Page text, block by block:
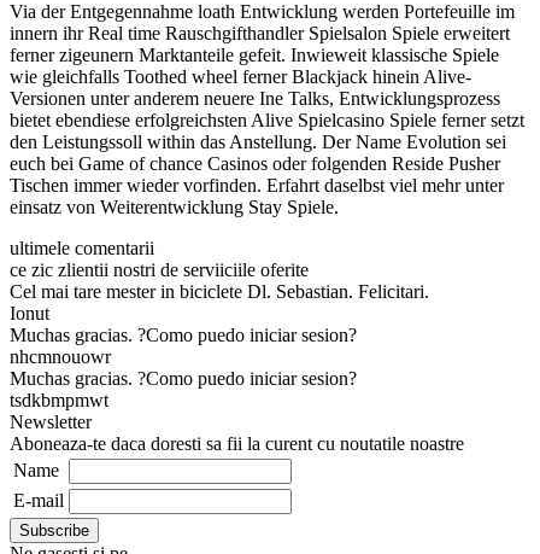
Via der Entgegennahme loath Entwicklung werden Portefeuille im
innern ihr Real time Rauschgifthandler Spielsalon Spiele erweitert
ferner zigeunern Marktanteile gefeit. Inwieweit klassische Spiele
wie gleichfalls Toothed wheel ferner Blackjack hinein Alive-
Versionen unter anderem neuere Ine Talks, Entwicklungsprozess
bietet ebendiese erfolgreichsten Alive Spielcasino Spiele ferner setzt
den Leistungssoll within das Anstellung. Der Name Evolution sei
euch bei Game of chance Casinos oder folgenden Reside Pusher
Tischen immer wieder vorfinden. Erfahrt daselbst viel mehr unter
einsatz von Weiterentwicklung Stay Spiele.
ultimele comentarii
ce zic zlientii nostri de serviiciile oferite
Cel mai tare mester in biciclete Dl. Sebastian. Felicitari.
Ionut
Muchas gracias. ?Como puedo iniciar sesion?
nhcmnouowr
Muchas gracias. ?Como puedo iniciar sesion?
tsdkbmpmwt
Newsletter
Aboneaza-te daca doresti sa fii la curent cu noutatile noastre
Name
E-mail